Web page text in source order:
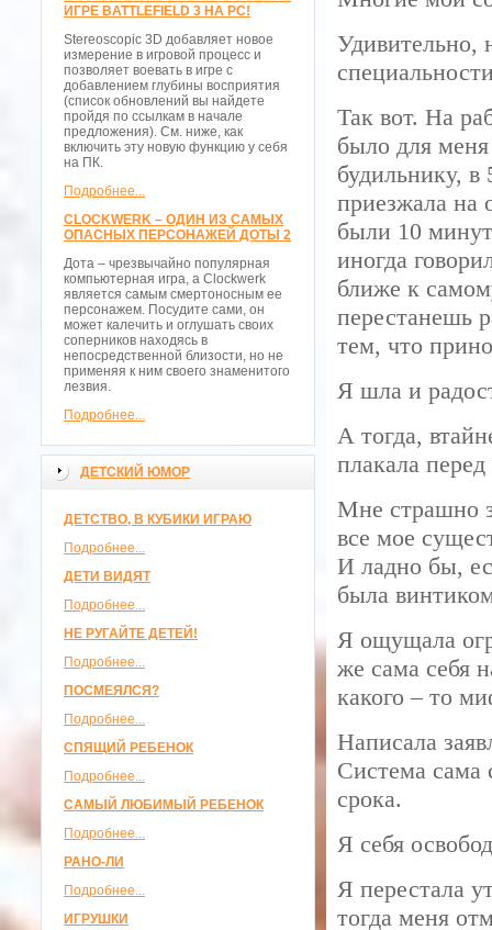
ИГРЕ BATTLEFIELD 3 НА PC!
Stereoscopic 3D добавляет новое
измерение в игровой процесс и
позволяет воевать в игре с
добавлением глубины восприятия
(список обновлений вы найдете
пройдя по ссылкам в начале
предложения). См. ниже, как
включить эту новую функцию у себя
на ПК.
Подробнее...
CLOCKWERK – ОДИН ИЗ САМЫХ
ОПАСНЫХ ПЕРСОНАЖЕЙ ДОТЫ 2
Дота – чрезвычайно популярная
компьютерная игра, а Clockwerk
является самым смертоносным ее
персонажем. Посудите сами, он
может калечить и оглушать своих
соперников находясь в
непосредственной близости, но не
применяя к ним своего знаменитого
лезвия.
Подробнее...
ДЕТСКИЙ ЮМОР
ДЕТСТВО, В КУБИКИ ИГРАЮ
Подробнее...
ДЕТИ ВИДЯТ
Подробнее...
НЕ РУГАЙТЕ ДЕТЕЙ!
Подробнее...
ПОСМЕЯЛСЯ?
Подробнее...
СПЯЩИЙ РЕБЕНОК
Подробнее...
САМЫЙ ЛЮБИМЫЙ РЕБЕНОК
Подробнее...
РАНО-ЛИ
Подробнее...
ИГРУШКИ
Удивительно,
Так вот. На
было для
будильнику,
приезжала на
были 10
иногда
ближе к
перестанешь
тем, что
Я шла и
А тогда,
плакала
Мне страшно
все мое
И ладно бы,
была
Я ощущала
же сама себя
какого – то
Написала
Система сама
срока.
Я себя
Я перестала
тогда меня